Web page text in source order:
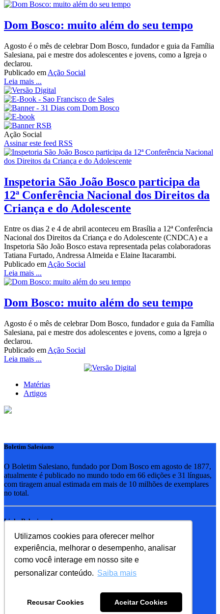
Utilizamos cookies para oferecer melhor
experiência, melhorar o desempenho, analisar
como você interage em nosso site e
personalizar conteúdo. Saiba mais
Recusar Cookies Aceitar Cookies
Dom Bosco: muito além do seu tempo
Agosto é o mês de celebrar Dom Bosco, fundador e guia da Família
Salesiana, pai e mestre dos adolescentes e jovens, como a Igreja o
declarou.
Publicado em Ação Social
Leia mais ...
Ação Social
Assinar este feed RSS
Inspetoria São João Bosco participa da
12ª Conferência Nacional dos Direitos da
Criança e do Adolescente
Entre os dias 2 e 4 de abril aconteceu em Brasília a 12ª Conferência
Nacional dos Direitos da Criança e do Adolescente (CNDCA) e a
Inspetoria São João Bosco estava representada pelas colaboradoras
Tatiana Furtado, Andressa Almeida e Elaine Itacarambi.
Publicado emAção Social
Leia mais ...
Dom Bosco: muito além do seu tempo
Agosto é o mês de celebrar Dom Bosco, fundador e guia da Família
Salesiana, pai e mestre dos adolescentes e jovens, como a Igreja o
declarou.
Publicado em Ação Social
Leia mais ...
Matérias
Artigos
Boletim Salesiano
O Boletim Salesiano, fundado por Dom Bosco em agosto de 1877,
atualmente é publicado no mundo todo em 66 edições e 31 línguas,
com tiragem anual estimada em mais de 10 milhões de exemplares
no total.
Links Relacionados
RSB - Rede Salesiana Brasil
EDEBE - Editora
UPV - União pela Vida
Familia Salesiana
SDB - Salesianos de Dom Bosco
FMA - Filhas de Maria Auxiliadora